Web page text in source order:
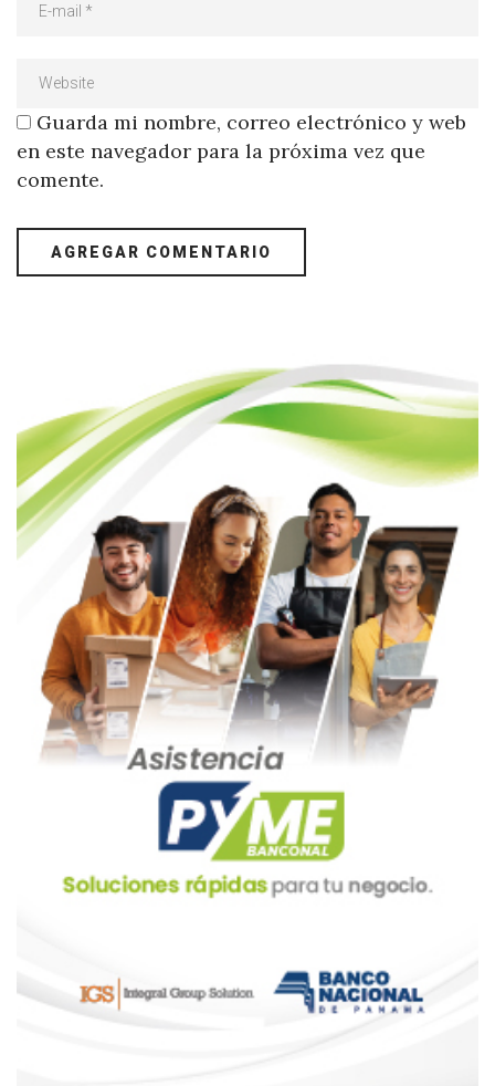
Guarda mi nombre, correo electrónico y web
en este navegador para la próxima vez que
comente.